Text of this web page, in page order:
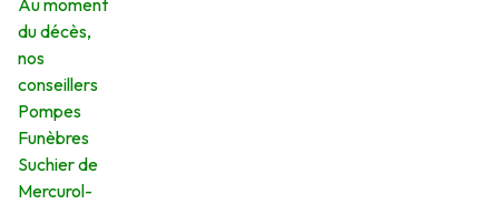
Au moment
du décès,
nos
conseillers
Pompes
Funèbres
Suchier de
Mercurol-